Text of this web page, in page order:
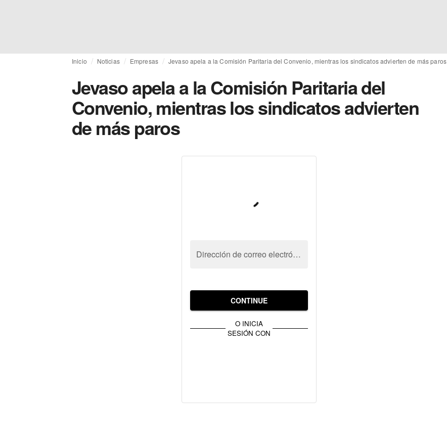
Inicio Noticias Empresas Jevaso apela a la Comisión Paritaria del Convenio, mientras los sindicatos advierten de más paros
Jevaso apela a la Comisión Paritaria del
Convenio, mientras los sindicatos advierten
de más paros
Dirección de correo electrónico
CONTINUE
O INICIA
SESIÓN CON